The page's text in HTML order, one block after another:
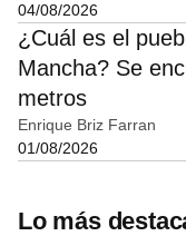
04/08/2026
¿Cuál es el
Mancha? Se
metros
Enrique Briz Farran
01/08/2026
Lo más